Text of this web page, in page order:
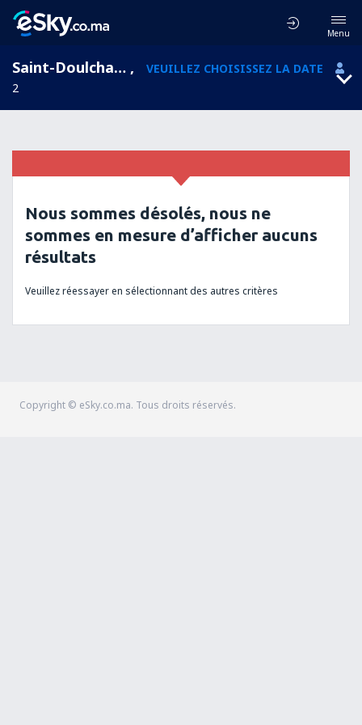
Menu
Saint-Doulchard, Le Centre-Val de Loire , France ,
VEUILLEZ CHOISISSEZ LA DATE
2
Nous sommes désolés, nous ne
sommes en mesure d’afficher aucuns
résultats
Veuillez réessayer en sélectionnant des autres critères
Copyright © eSky.co.ma. Tous droits réservés.